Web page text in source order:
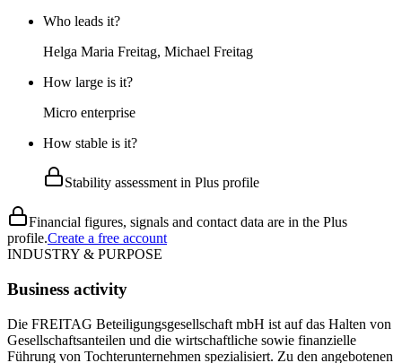
Who leads it?
Helga Maria Freitag, Michael Freitag
How large is it?
Micro enterprise
How stable is it?
Stability assessment in Plus profile
Financial figures, signals and contact data are in the Plus
profile.Create a free account
INDUSTRY & PURPOSE
Business activity
Die FREITAG Beteiligungsgesellschaft mbH ist auf das Halten von
Gesellschaftsanteilen und die wirtschaftliche sowie finanzielle
Führung von Tochterunternehmen spezialisiert. Zu den angebotenen